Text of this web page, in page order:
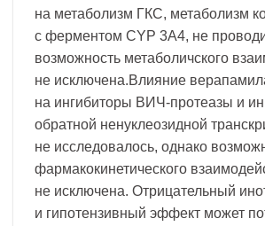
на метаболизм ГКС, метаболизм
с ферментом CYP 3A4, не
возможность метаболичского
не исключена.Влияние
на ингибиторы ВИЧ-протеазы и
обратной ненуклеозидной
не исследовалось, однако
фармакокинетического
не исключена. Отрицательный
и гипотензивный эффект может